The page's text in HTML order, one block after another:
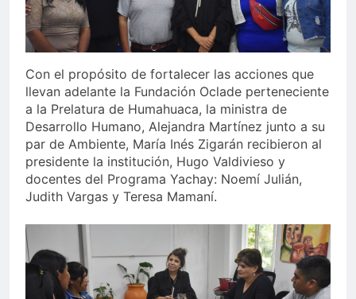
Con el propósito de fortalecer las acciones que
llevan adelante la Fundación Oclade perteneciente
a la Prelatura de Humahuaca, la ministra de
Desarrollo Humano, Alejandra Martínez junto a su
par de Ambiente, María Inés Zigarán recibieron al
presidente la institución, Hugo Valdivieso y
docentes del Programa Yachay: Noemí Julián,
Judith Vargas y Teresa Mamaní.